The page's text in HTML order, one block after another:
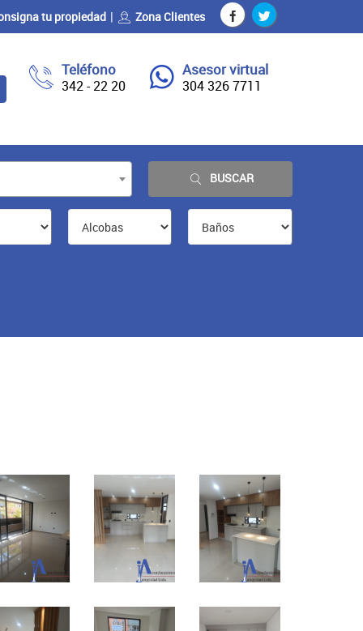
tu propiedad Zona Clientes
Teléfono
342 - 22 20
Asesor virtual
304 326 7711
BUSCAR